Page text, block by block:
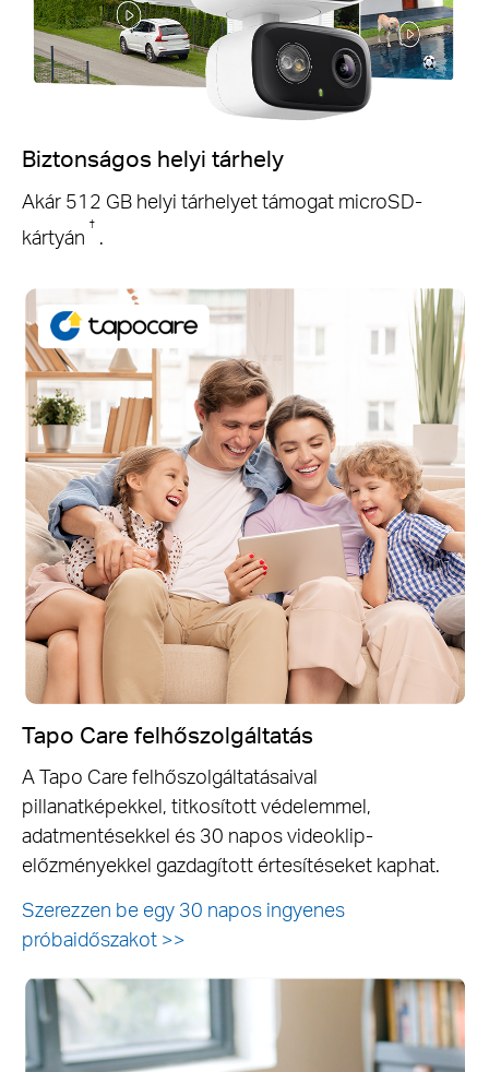
Biztonságos helyi tárhely
Akár 512 GB helyi tárhelyet támogat microSD-
kártyán
†
Tapo Care felhőszolgáltatás
A Tapo Care felhőszolgáltatásaival
pillanatképekkel, titkosított védelemmel,
adatmentésekkel és 30 napos videoklip-
előzményekkel gazdagított értesítéseket kaphat.
Szerezzen be egy 30 napos ingyenes
próbaidőszakot >>